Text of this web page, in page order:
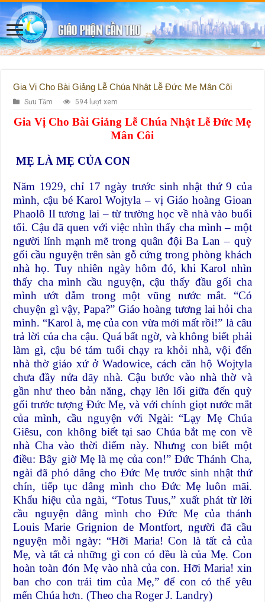
Gia Vị Cho Bài Giảng Lễ Chúa Nhật Lễ Đức Mẹ Mân Côi
Sưu Tầm 594 lượt xem
Gia Vị Cho Bài Giảng Lễ Chúa Nhật Lễ Đức Mẹ
Mân Côi
MẸ LÀ MẸ CỦA CON
Năm 1929, chỉ 17 ngày trước sinh nhật thứ 9 của
mình, cậu bé Karol Wojtyla – vị Giáo hoàng Gioan
Phaolô II tương lai – từ trường học về nhà vào buổi
tối. Cậu đã quen với việc nhìn thấy cha mình – một
người lính mạnh mẽ trong quân đội Ba Lan – quỳ
gối cầu nguyện trên sàn gỗ cứng trong phòng khách
nhà họ. Tuy nhiên ngày hôm đó, khi Karol nhìn
thấy cha mình cầu nguyện, cậu thấy đầu gối cha
mình ướt đẫm trong một vũng nước mắt. “Có
chuyện gì vậy, Papa?” Giáo hoàng tương lai hỏi cha
mình. “Karol à, mẹ của con vừa mới mất rồi!” là câu
trả lời của cha cậu. Quá bất ngờ, và không biết phải
làm gì, cậu bé tám tuổi chạy ra khỏi nhà, vội đến
nhà thờ giáo xứ ở Wadowice, cách căn hộ Wojtyla
chưa đầy nửa dãy nhà. Cậu bước vào nhà thờ và
gần như theo bản năng, chạy lên lối giữa đến quỳ
gối trước tượng Đức Mẹ, và với chính giọt nước mắt
của mình, cầu nguyện với Ngài: “Lạy Mẹ Chúa
Giêsu, con không biết tại sao Chúa bắt mẹ con về
nhà Cha vào thời điểm này. Nhưng con biết một
điều: Bây giờ Mẹ là mẹ của con!” Đức Thánh Cha,
ngài đã phó dâng cho Đức Mẹ trước sinh nhật thứ
chín, tiếp tục dâng mình cho Đức Mẹ luôn mãi.
Khẩu hiệu của ngài, “Totus Tuus,” xuất phát từ lời
cầu nguyện dâng mình cho Đức Mẹ của thánh
Louis Marie Grignion de Montfort, người đã cầu
nguyện mỗi ngày: “Hỡi Maria! Con là tất cả của
Mẹ, và tất cả những gì con có đều là của Mẹ. Con
hoàn toàn đón Mẹ vào nhà của con. Hỡi Maria! xin
ban cho con trái tim của Mẹ,” để con có thể yêu
mến Chúa hơn. (Theo cha Roger J. Landry)